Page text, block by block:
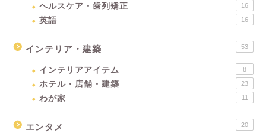
ヘルスケア・歯列矯正 16
英語 16
インテリア・建築 53
インテリアアイテム 8
ホテル・店舗・建築 23
わが家 11
エンタメ 20